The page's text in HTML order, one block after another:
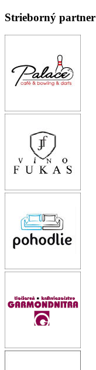
Strieborný partner